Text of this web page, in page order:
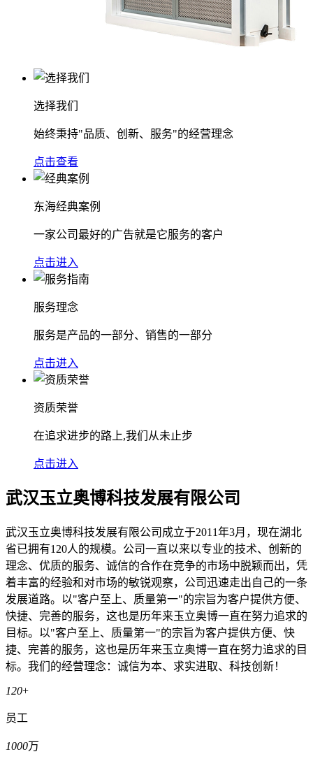
选择我们
始终秉持"品质、创新、服务"的经营理念
点击查看
东海经典案例
一家公司最好的广告就是它服务的客户
点击进入
服务理念
服务是产品的一部分、销售的一部分
点击进入
资质荣誉
在追求进步的路上,我们从未止步
点击进入
武汉玉立奥博科技发展有限公司
武汉玉立奥博科技发展有限公司成立于2011年3月，现在湖北
省已拥有120人的规模。公司一直以来以专业的技术、创新的
理念、优质的服务、诚信的合作在竞争的市场中脱颖而出，凭
着丰富的经验和对市场的敏锐观察，公司迅速走出自己的一条
发展道路。以"客户至上、质量第一"的宗旨为客户提供方便、
快捷、完善的服务，这也是历年来玉立奥博一直在努力追求的
目标。以"客户至上、质量第一"的宗旨为客户提供方便、快
捷、完善的服务，这也是历年来玉立奥博一直在努力追求的目
标。我们的经营理念：诚信为本、求实进取、科技创新！
120+
员工
1000万